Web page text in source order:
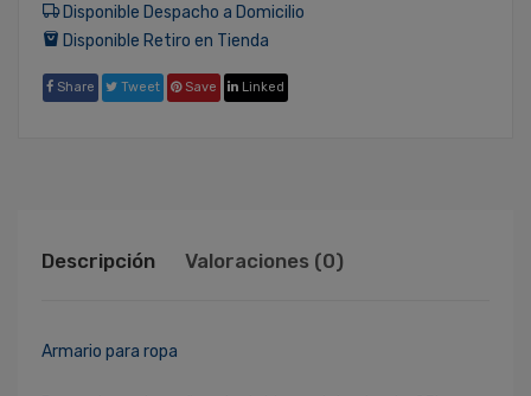
Disponible Despacho a Domicilio
Disponible Retiro en Tienda
Share Tweet Save Linked
Descripción Valoraciones (0)
Armario para ropa